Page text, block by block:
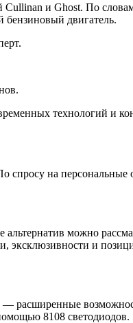
и Ghost. По
бензиновый двигатель.
технологий и
спросу на
можно
и
расширенные
8108 светодиодов.